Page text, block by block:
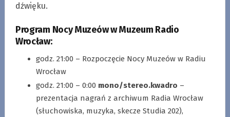
dźwięku.
Program Nocy Muzeów w Muzeum Radio
Wrocław:
godz. 21:00 – Rozpoczęcie Nocy Muzeów w Radiu
Wrocław
godz. 21:00 – 0:00 mono/stereo.kwadro –
prezentacja nagrań z archiwum Radia Wrocław
(słuchowiska, muzyka, skecze Studia 202),